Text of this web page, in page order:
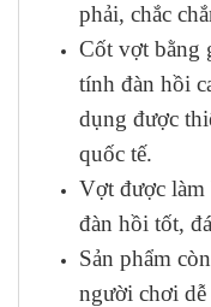
phải, chắc
Cốt vợt bằng
tính đàn hồi
dụng được
quốc tế.
Vợt được làm
đàn hồi tốt,
Sản phẩm
người chơi dễ